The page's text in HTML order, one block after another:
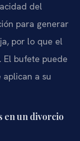
del
para generar
por lo que el
El bufete puede
a su
en un divorcio